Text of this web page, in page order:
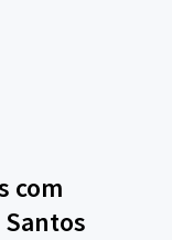
com